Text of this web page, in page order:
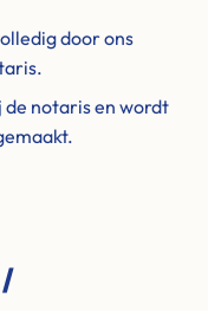
door ons
de notaris en wordt